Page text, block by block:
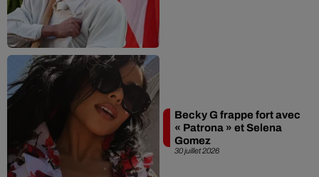
30 juillet 2026
Becky G frappe fort avec
« Patrona » et Selena
Gomez